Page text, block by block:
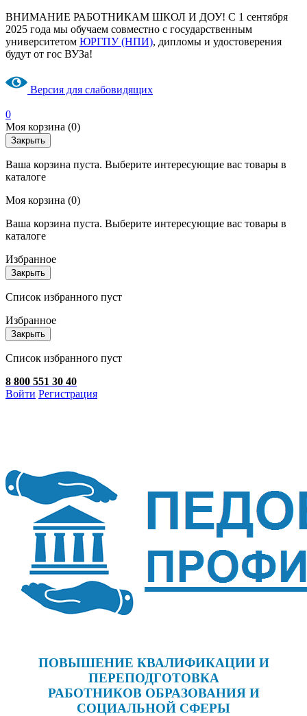
ВНИМАНИЕ РАБОТНИКАМ ШКОЛ И ДОУ! С 1 сентября
2025 года мы обучаем совместно с государственным
университетом ЮРГПУ (НПИ), дипломы и удостоверения
будут от гос ВУЗа!
Версия для слабовидящих
0
Моя корзина (0)
Закрыть
Ваша корзина пуста. Выберите интересующие вас товары в
каталоге
Моя корзина (0)
Ваша корзина пуста. Выберите интересующие вас товары в
каталоге
Избранное
Закрыть
Список избранного пуст
Избранное
Закрыть
Список избранного пуст
8 800 551 30 40
Войти Регистрация
ПОВЫШЕНИЕ КВАЛИФИКАЦИИ И
ПЕРЕПОДГОТОВКА
РАБОТНИКОВ ОБРАЗОВАНИЯ И
СОЦИАЛЬНОЙ СФЕРЫ